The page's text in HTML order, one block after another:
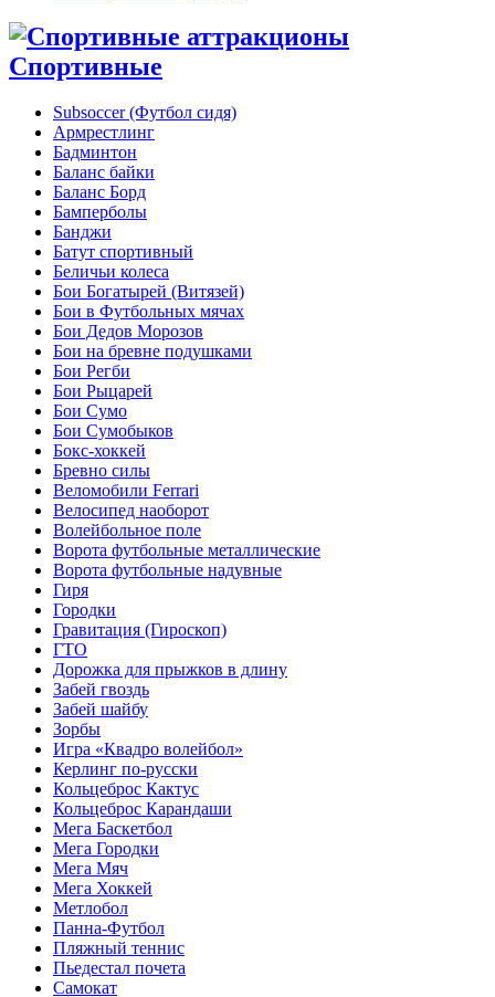
Спортивные
Subsoccer (Футбол сидя)
Армрестлинг
Бадминтон
Баланс байки
Баланс Борд
Бамперболы
Банджи
Батут спортивный
Беличьи колеса
Бои Богатырей (Витязей)
Бои в Футбольных мячах
Бои Дедов Морозов
Бои на бревне подушками
Бои Регби
Бои Рыцарей
Бои Сумо
Бои Сумобыков
Бокс-хоккей
Бревно силы
Веломобили Ferrari
Велосипед наоборот
Волейбольное поле
Ворота футбольные металлические
Ворота футбольные надувные
Гиря
Городки
Гравитация (Гироскоп)
ГТО
Дорожка для прыжков в длину
Забей гвоздь
Забей шайбу
Зорбы
Игра «Квадро волейбол»
Керлинг по-русски
Кольцеброс Кактус
Кольцеброс Карандаши
Мега Баскетбол
Мега Городки
Мега Мяч
Мега Хоккей
Метлобол
Панна-Футбол
Пляжный теннис
Пьедестал почета
Самокат